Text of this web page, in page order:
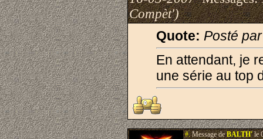
Compèt')
Quote: Posté
En attendant, je
une série au top
#.Message deBALTH'le